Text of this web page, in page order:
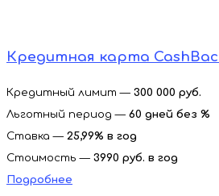
Кредитная карта
Кредитный лимит — 300 000 руб.
Льготный период — 60 дней без %
Ставка — 25,99% в год
Стоимость — 3990 руб. в год
Подробнее